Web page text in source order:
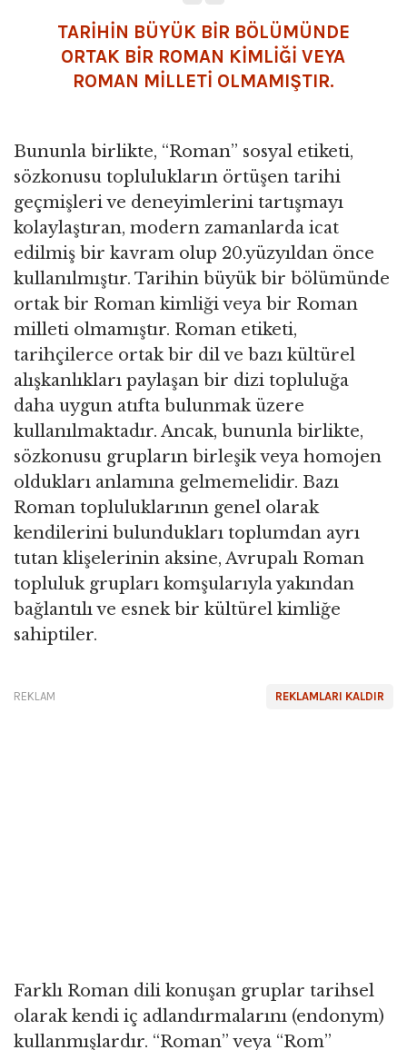
TARİHİN BÜYÜK BİR BÖLÜMÜNDE
ORTAK BİR ROMAN KİMLİĞİ VEYA
ROMAN MİLLETİ OLMAMIŞTIR.
Bununla birlikte, “Roman” sosyal etiketi,
sözkonusu toplulukların örtüşen tarihi
geçmişleri ve deneyimlerini tartışmayı
kolaylaştıran, modern zamanlarda icat
edilmiş bir kavram olup 20.yüzyıldan önce
kullanılmıştır. Tarihin büyük bir bölümünde
ortak bir Roman kimliği veya bir Roman
milleti olmamıştır. Roman etiketi,
tarihçilerce ortak bir dil ve bazı kültürel
alışkanlıkları paylaşan bir dizi topluluğa
daha uygun atıfta bulunmak üzere
kullanılmaktadır. Ancak, bununla birlikte,
sözkonusu grupların birleşik veya homojen
oldukları anlamına gelmemelidir. Bazı
Roman topluluklarının genel olarak
kendilerini bulundukları toplumdan ayrı
tutan klişelerinin aksine, Avrupalı Roman
topluluk grupları komşularıyla yakından
bağlantılı ve esnek bir kültürel kimliğe
sahiptiler.
REKLAMLARI KALDIR
REKLAM
Farklı Roman dili konuşan gruplar tarihsel
olarak kendi iç adlandırmalarını (endonym)
kullanmışlardır. “Roman” veya “Rom”